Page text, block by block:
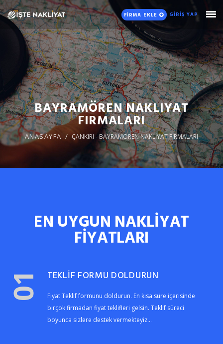
FİRMA EKLE GİRİŞ YAP
BAYRAMÖREN NAKLIYAT
FIRMALARI
ANASAYFA ÇANKIRI - BAYRAMÖREN NAKLİYAT FİRMALARI
EN UYGUN NAKLİYAT
FİYATLARI
01 TEKLİF FORMU DOLDURUN
Fiyat Teklif formunu doldurun. En kısa süre içerisinde
birçok firmadan fiyat teklifleri gelsin. Teklif süreci
boyunca sizlere destek vermekteyiz...